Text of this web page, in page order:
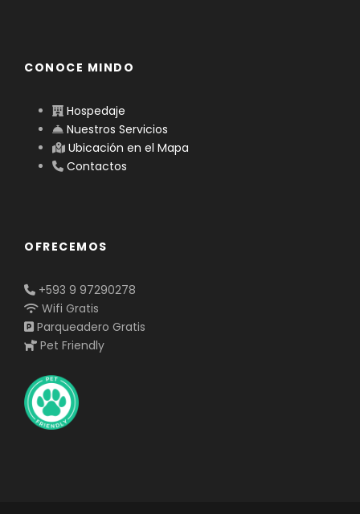
CONOCE MINDO
Hospedaje
Nuestros Servicios
Ubicación en el Mapa
Contactos
OFRECEMOS
+593 9 97290278
Wifi Gratis
Parqueadero Gratis
Pet Friendly